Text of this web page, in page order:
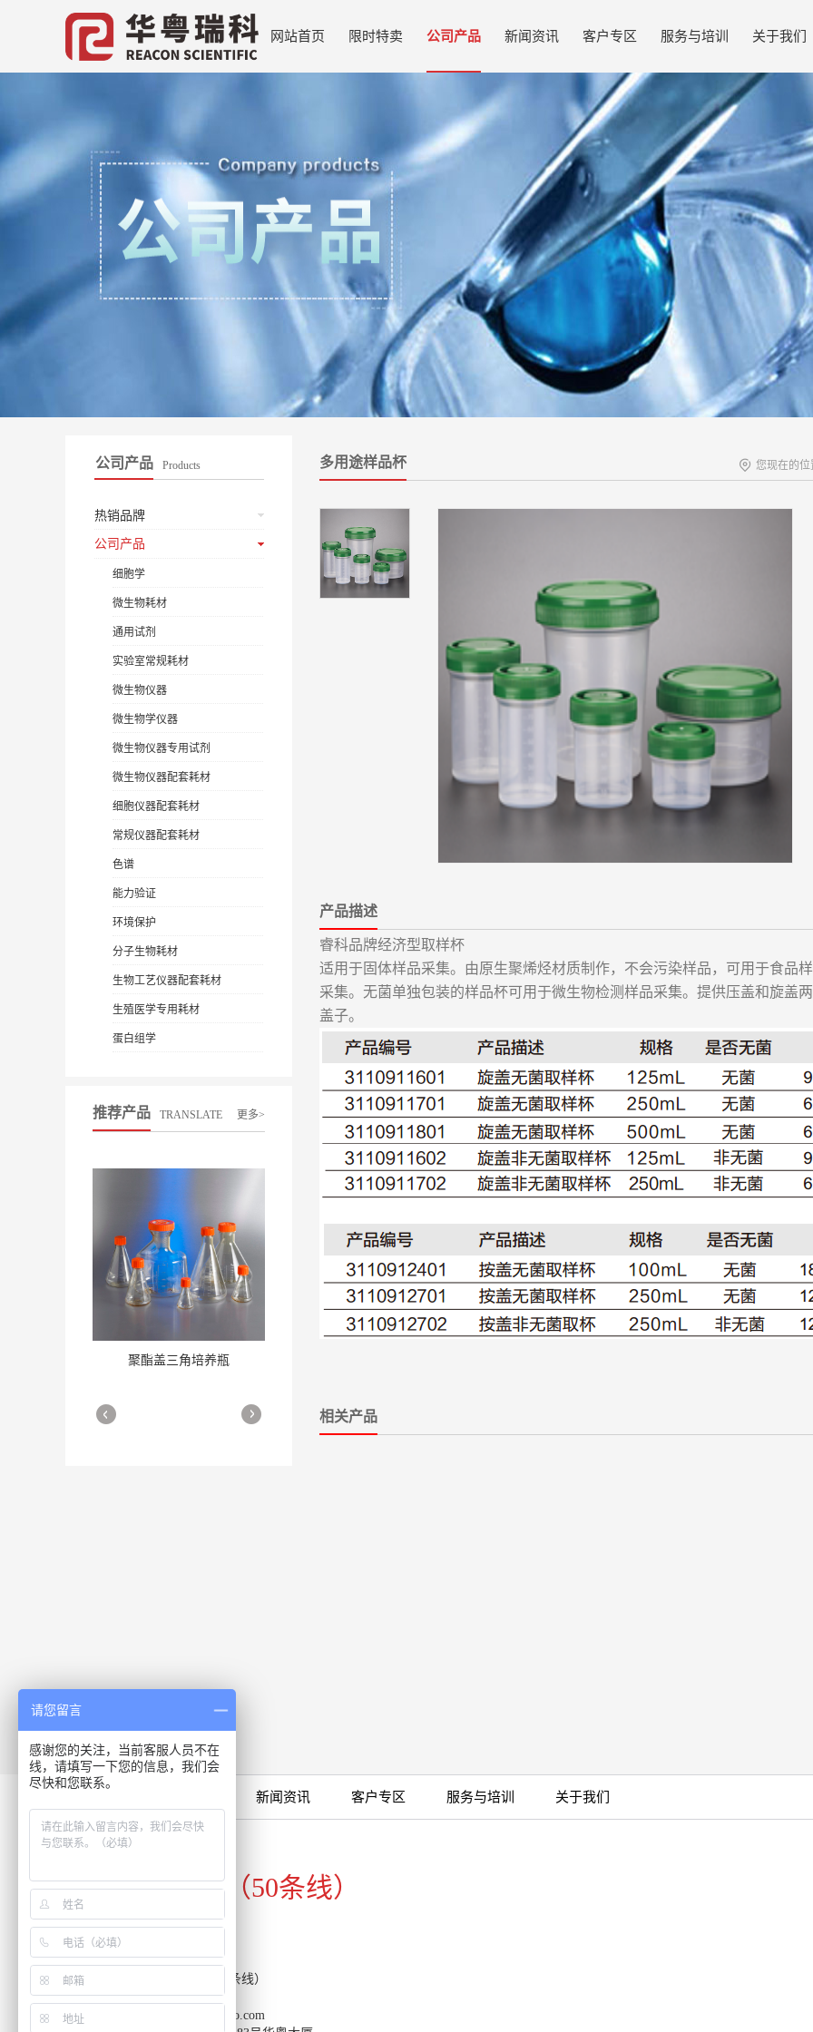
网站首页 限时特卖 公司产品 新闻资讯 客户专区 服务与培训 关于我们
公司产品 Products
热销品牌
公司产品
细胞学
微生物耗材
通用试剂
实验室常规耗材
微生物仪器
微生物学仪器
微生物仪器专用试剂
微生物仪器配套耗材
细胞仪器配套耗材
常规仪器配套耗材
色谱
能力验证
环境保护
分子生物耗材
生物工艺仪器配套耗材
生殖医学专用耗材
蛋白组学
推荐产品 TRANSLATE 更多>
聚酯盖三角培养瓶
多用途样品杯 您现在的位
产品描述
睿科品牌经济型取样杯
适用于固体样品采集。由原生聚烯烃材质制作，不会污染样品，可用于食品
采集。无菌单独包装的样品杯可用于微生物检测样品采集。提供压盖和旋盖
盖子。
相关产品
新闻资讯 客户专区 服务与培训 关于我们
咨询专线
020-34821111（50条线）
客服热线：020-34821111（50条线）
传真：020-34820098
邮箱：support-reacon@huayueco.com
请您留言
感谢您的关注，当前客服人员不在
线，请填写一下您的信息，我们会
尽快和您联系。